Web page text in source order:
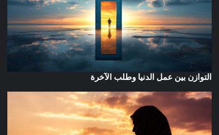
التوازن بين عمل الدنيا وطلب الآخرة